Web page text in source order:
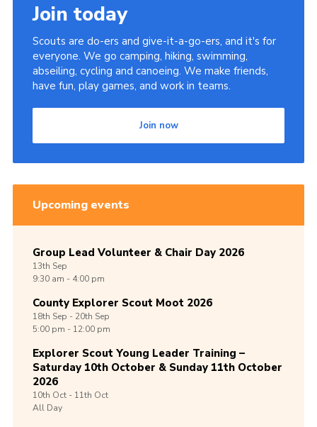
Join today
Scouts are do-ers and give-it-a-go-ers, and it's for
everyone. We go camping, hiking, swimming,
abseiling, cycling and canoeing. We make friends,
have fun, play games, and work in teams.
Join now
Upcoming events
Group Lead Volunteer & Chair Day 2026
13th Sep
9:30 am - 4:00 pm
County Explorer Scout Moot 2026
18th Sep -20th Sep
5:00 pm - 12:00 pm
Explorer Scout Young Leader Training –
Saturday 10th October & Sunday 11th October
2026
10th Oct -11th Oct
All Day